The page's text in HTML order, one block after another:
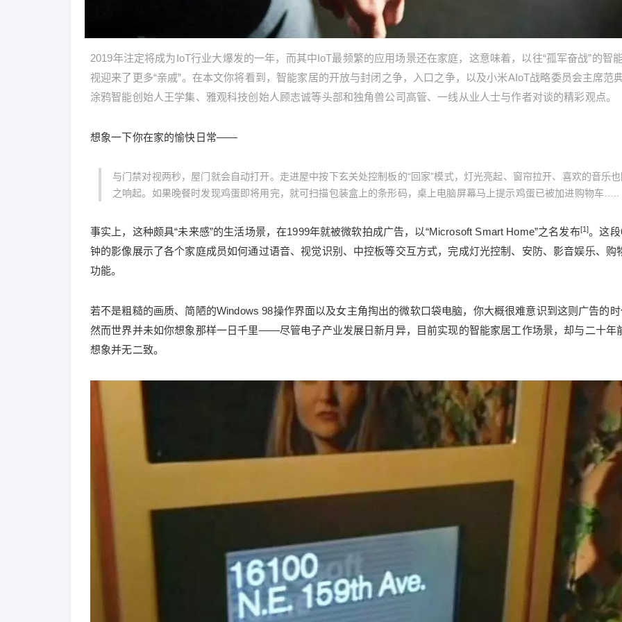
2019年注定将成为IoT行业大爆发的一年，而其中IoT最频繁的应用场景还在家庭，这意味着，以往“孤军奋战”的智
视迎来了更多“亲戚”。在本文你将看到，智能家居的开放与封闭之争，入口之争，以及小米AIoT战略委员会主席范
涂鸦智能创始人王学集、雅观科技创始人顾志诚等头部和独角兽公司高管、一线从业人士与作者对谈的精彩观点。
想象一下你在家的愉快日常——
与门禁对视两秒，屋门就会自动打开。走进屋中按下玄关处控制板的“回家”模式，灯光亮起、窗帘拉开、喜欢的音乐
之响起。如果晚餐时发现鸡蛋即将用完，就可扫描包装盒上的条形码，桌上电脑屏幕马上提示鸡蛋已被加进购物车…..
事实上，这种颇具“未来感”的生活场景，在1999年就被微软拍成广告，以“Microsoft Smart Home”之名发布[1]。这
钟的影像展示了各个家庭成员如何通过语音、视觉识别、中控板等交互方式，完成灯光控制、安防、影音娱乐、购
功能。
若不是粗糙的画质、简陋的Windows 98操作界面以及女主角掏出的微软口袋电脑，你大概很难意识到这则广告的
然而世界并未如你想象那样一日千里——尽管电子产业发展日新月异，目前实现的智能家居工作场景，却与二十年
想象并无二致。